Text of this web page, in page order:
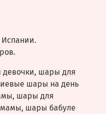
шары для
шары на день
шары для
шары бабуле